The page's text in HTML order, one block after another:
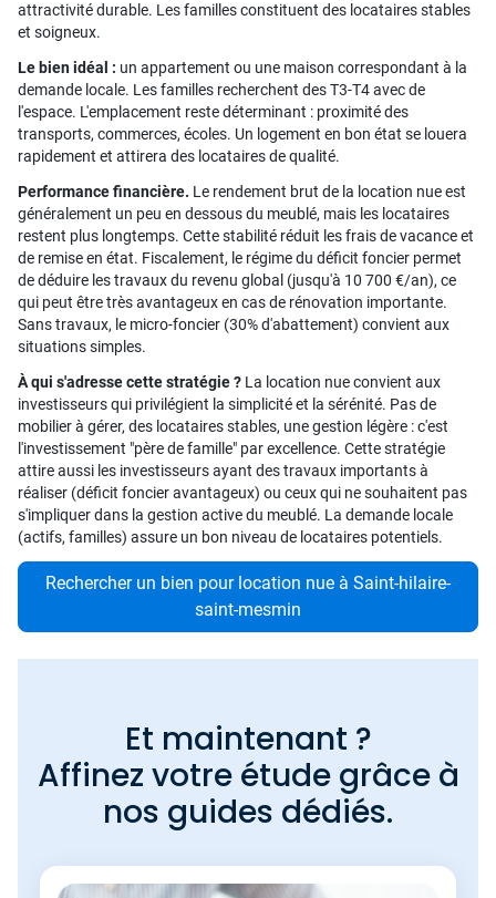
attractivité durable. Les familles constituent des locataires stables
et soigneux.
Le bien idéal : un appartement ou une maison correspondant à la
demande locale. Les familles recherchent des T3-T4 avec de
l'espace. L'emplacement reste déterminant : proximité des
transports, commerces, écoles. Un logement en bon état se louera
rapidement et attirera des locataires de qualité.
Performance financière. Le rendement brut de la location nue est
généralement un peu en dessous du meublé, mais les locataires
restent plus longtemps. Cette stabilité réduit les frais de vacance et
de remise en état. Fiscalement, le régime du déficit foncier permet
de déduire les travaux du revenu global (jusqu'à 10 700 €/an), ce
qui peut être très avantageux en cas de rénovation importante.
Sans travaux, le micro-foncier (30% d'abattement) convient aux
situations simples.
À qui s'adresse cette stratégie ? La location nue convient aux
investisseurs qui privilégient la simplicité et la sérénité. Pas de
mobilier à gérer, des locataires stables, une gestion légère : c'est
l'investissement "père de famille" par excellence. Cette stratégie
attire aussi les investisseurs ayant des travaux importants à
réaliser (déficit foncier avantageux) ou ceux qui ne souhaitent pas
s'impliquer dans la gestion active du meublé. La demande locale
(actifs, familles) assure un bon niveau de locataires potentiels.
Rechercher un bien pour location nue à Saint-hilaire-
saint-mesmin
Et maintenant ?
Affinez votre étude grâce à
nos guides dédiés.